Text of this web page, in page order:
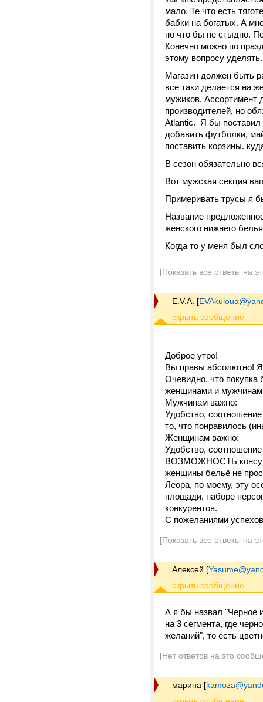
мало. Те что есть
бабки на богатых. А
но что бы не стыдно.
Конечно можно по
этому вопросу уделять.
Магазин должен быть
все таки делается на
мужиков. Ассортимент
производителей, но
Atlantic. Я бы поставил
добавить футболки,
поставить корзины.
В сезон обязательно
Вот мужская секция
Примеривать трусы я
Название
женского нижнего
Когда то у меня был
[Показать все ответы на
E.V.A. [
Доброе утро!
Вы правы абсолютно! Я
Очевидно, что покупка
женщинами и
Мужчинам важно:
Удобство,
то, что понравилось
Женщинам важно:
Удобство,
ВОЗМОЖНОСТЬ
женщины бельё не
Леора, по моему, эту
площади, наборе
конкурентов.
С пожеланиями
[Показать все ответы на
Алексей [
А я бы назвал "Черное
на 3 сегмента, где
желаний", то есть
[Нет ответов на это
марина [